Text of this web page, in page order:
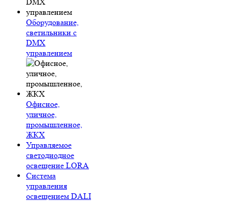
Оборудование,
светильники с
DMX
управлением
Офисное,
уличное,
промышленное,
ЖКХ
Управляемое
светодиодное
освещение LORA
Система
управления
освещением DALI